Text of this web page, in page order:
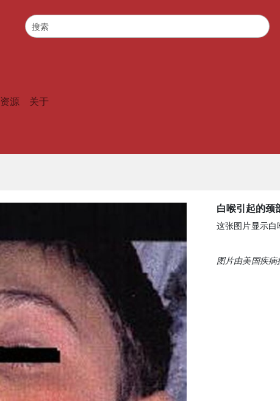
资源 关于
白喉引起的颈
这张图片显示白
图片由美国疾病